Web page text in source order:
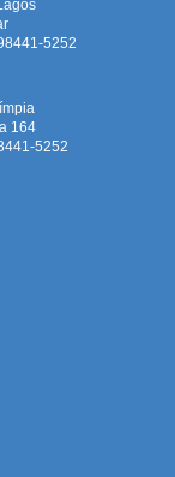
5252
164
5252